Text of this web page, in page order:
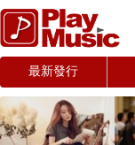
最新發行